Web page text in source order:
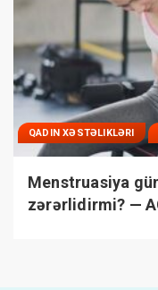
QADIN XƏSTƏLIKLƏRI
Menstruasiya
zərərlidirmi? —